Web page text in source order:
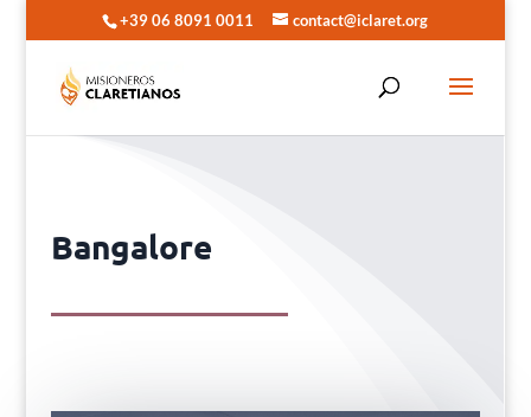
+39 06 8091 0011 contact@iclaret.org
Bangalore